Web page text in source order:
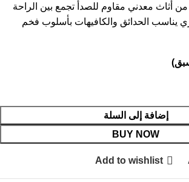
أثاث معدني مقاوم للصدأ تجمع بين الراحة
يناسب الحدائق والكافيهات بأسلوب فخم
إضافة إلى السلة
BUY NOW
Add to wishlist